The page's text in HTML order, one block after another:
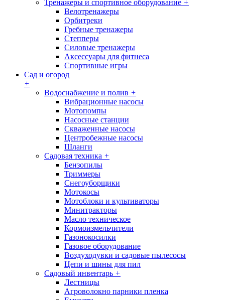
Тренажеры и спортивное оборудование +
Велотренажеры
Орбитреки
Гребные тренажеры
Степперы
Силовые тренажеры
Аксессуары для фитнеса
Спортивные игры
Сад и огород
+
Водоснабжение и полив +
Вибрационные насосы
Мотопомпы
Насосные станции
Скваженные насосы
Центробежные насосы
Шланги
Садовая техника +
Бензопилы
Триммеры
Снегоуборщики
Мотокосы
Мотоблоки и культиваторы
Минитракторы
Масло техническое
Кормоизмельчители
Газонокосилки
Газовое оборудование
Воздуходувки и садовые пылесосы
Цепи и шины для пил
Садовый инвентарь +
Лестницы
Агроволокно парники пленка